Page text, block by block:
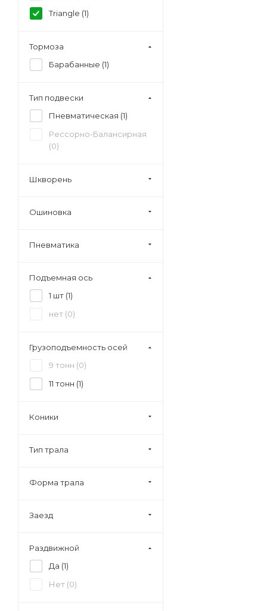
Triangle (1)
Тормоза
Барабанные (1)
Тип подвески
Пневматическая (1)
Рессорно-Балансирная
(0)
Шкворень
Ошиновка
Пневматика
Подъемная ось
1 шт (1)
нет (0)
Грузоподъемность осей
9 тонн (0)
11 тонн (1)
Коники
Тип трала
Форма трала
Заезд
Раздвижной
Да (1)
Нет (0)